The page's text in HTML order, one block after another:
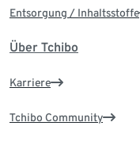
Entsorgung / Inhaltsstoffe
Über Tchibo
Karriere
Tchibo Community